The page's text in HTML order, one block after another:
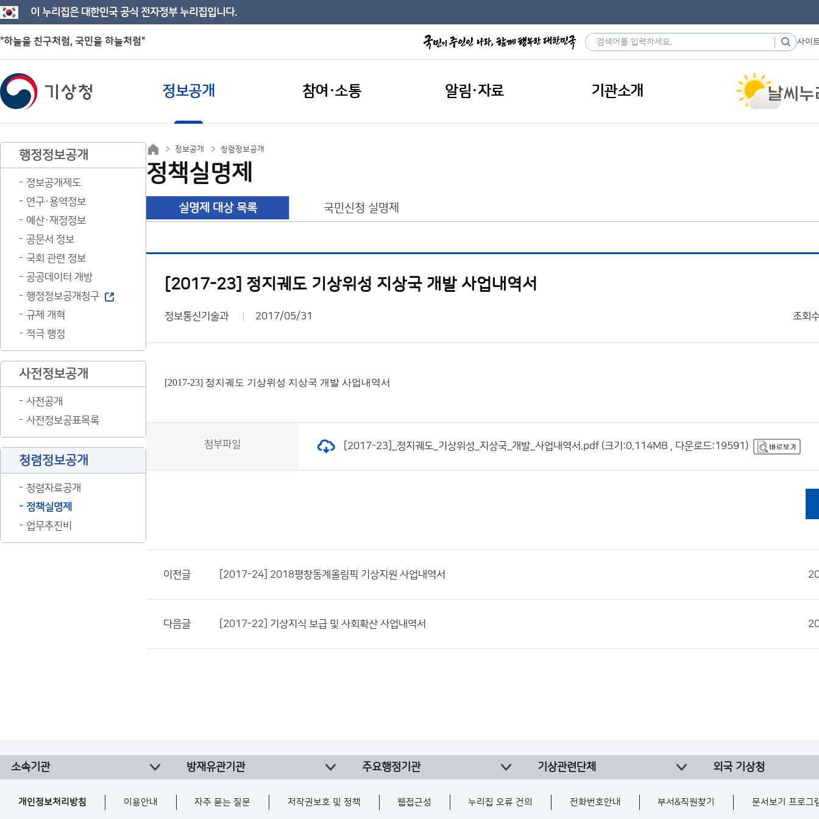
이 누리집은 대한민국 공식 전자정부 누리집입니다.
"하늘을 친구처럼, 국민을 하늘처럼" 사이
정보공개 참여·소통 알림·자료 기관소개
행정정보공개
정보공개제도
연구·용역정보
예산·재정정보
공문서 정보
국회 관련 정보
공공데이터 개방
행정정보공개청구
규제 개혁
적극 행정
사전정보공개
사전공개
사전정보공표목록
청렴정보공개
청렴자료공개
정책실명제
업무추진비
정보공개 청렴정보공개
정책실명제
실명제 대상 목록 국민신청 실명제
[2017-23] 정지궤도 기상위성 지상국 개발 사업내역서
정보통신기술과 2017/05/31 조회
[2017-23] 정지궤도 기상위성 지상국 개발 사업내역서
첨부파일 [2017-23]_정지궤도_기상위성_지상국_개발_사업내역서.pdf (크기:0.114MB , 다운로드:19591)
이전글 [2017-24] 2018평창동계올림픽 기상지원 사업내역서
다음글 [2017-22] 기상지식 보급 및 사회확산 사업내역서
소속기관 방재유관기관 주요행정기관 기상관련단체 외국 기상청
개인정보처리방침 이용안내 자주 묻는 질문 저작권보호 및 정책 웹접근성 누리집 오류 건의 전화번호안내 부서&직원찾기 문서보기 프로그